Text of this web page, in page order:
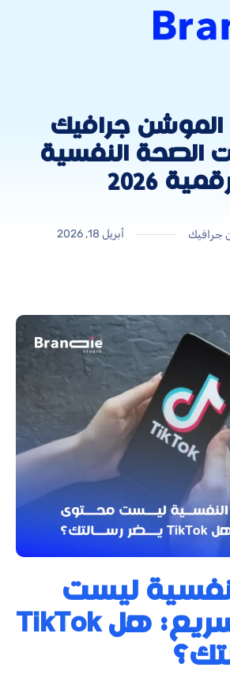
الموشن جرافيك
الصحة النفسية
2026
جرافيك أبريل 18, 2026
ليست
محتوى سريع: هل TikTok